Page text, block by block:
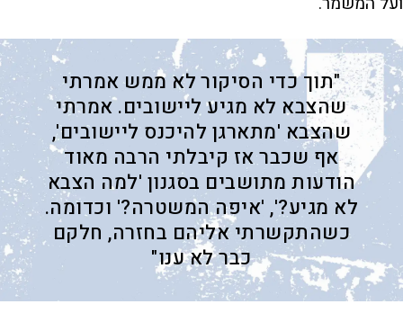
"תוך כדי הסיקור לא ממש אמרתי
שהצבא לא מגיע ליישובים. אמרתי
שהצבא 'מתארגן להיכנס ליישובים',
אף שכבר אז קיבלתי הרבה מאוד
הודעות מתושבים בסגנון 'למה הצבא
לא מגיע?', 'איפה המשטרה?' וכדומה.
כשהתקשרתי אליהם בחזרה, חלקם
כבר לא ענו"